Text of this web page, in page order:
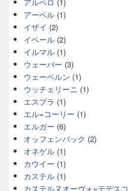
アルベロ (1)
アーベル (1)
イザイ (2)
イベール (2)
イルマル (1)
ウェーバー (3)
ウェーベルン (1)
ウッチェリーニ (1)
エスプラ (1)
エル=コーリー (1)
エルガー (6)
オッフェンバック (2)
オネゲル (1)
カウイー (1)
カステル (1)
カステルヌオーヴォ=テデスコ